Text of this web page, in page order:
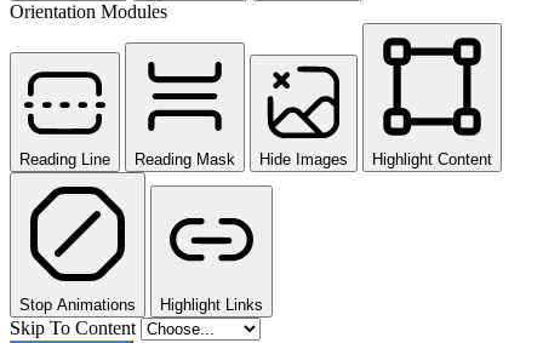
Orientation Modules
Reading Line Reading Mask Hide Images Highlight Content
Stop Animations Highlight Links
Skip To Content